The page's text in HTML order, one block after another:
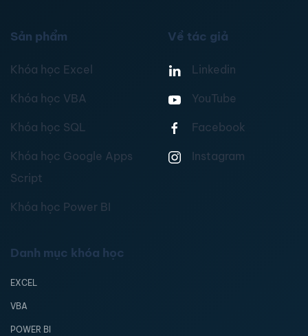
Sản phẩm
Khóa học Excel
Khóa học VBA
Khóa học SQL
Khóa học Google Apps
Script
Khóa học Power BI
Về tác giả
Linkedin
YouTube
Facebook
Instagram
Danh mục khóa học
EXCEL
VBA
POWER BI